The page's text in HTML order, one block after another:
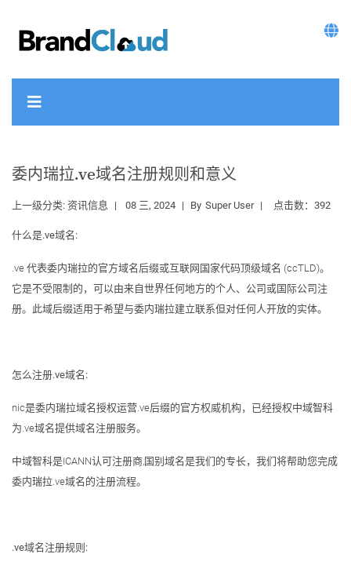
委内瑞拉.ve域名注册规则和意义
上一级分类: 资讯信息 08 三, 2024 By Super User 点击数：392
什么是.ve域名:
.ve 代表委内瑞拉的官方域名后缀或互联网国家代码顶级域名 (ccTLD)。
它是不受限制的，可以由来自世界任何地方的个人、公司或国际公司注
册。此域后缀适用于希望与委内瑞拉建立联系但对任何人开放的实体。
怎么注册.ve域名:
nic是委内瑞拉域名授权运营.ve后缀的官方权威机构，已经授权中域智科
为.ve域名提供域名注册服务。
中域智科是ICANN认可注册商,国别域名是我们的专长，我们将帮助您完成
委内瑞拉.ve域名的注册流程。
.ve域名注册规则: